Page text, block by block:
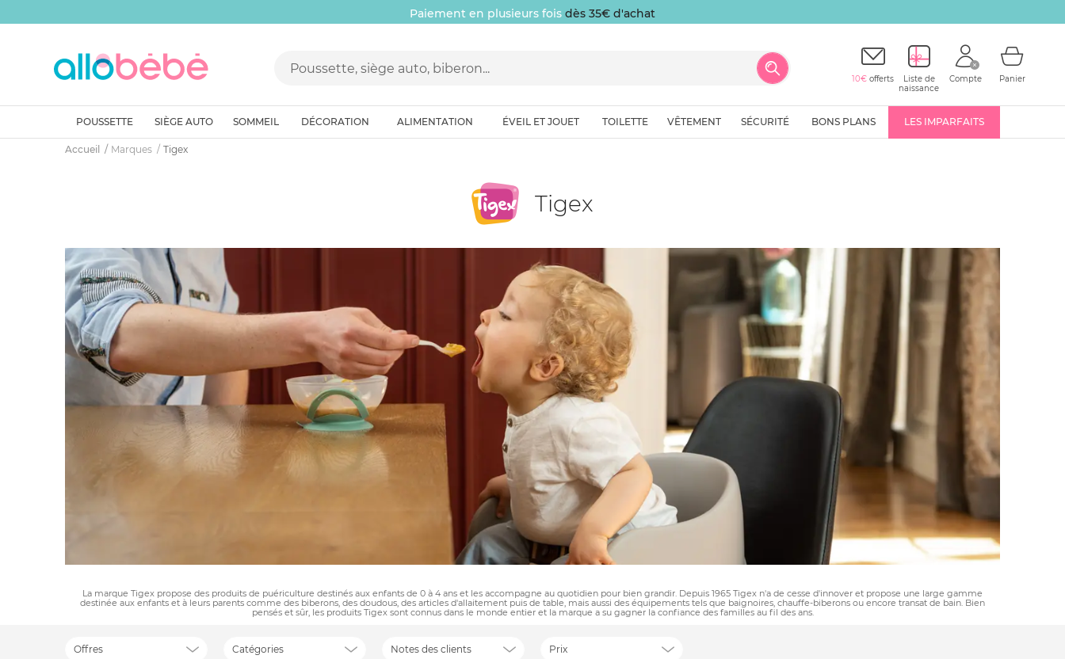
Paiement en plusieurs fois dès 35€ d'achat
10€ offerts
Liste de
naissance
Compte Panier
POUSSETTE SIÈGE AUTO SOMMEIL DÉCORATION ALIMENTATION ÉVEIL ET JOUET TOILETTE VÊTEMENT SÉCURITÉ BONS PLANS LES IMPARFAITS
Accueil Marques Tigex
Tigex
La marque Tigex propose des produits de puériculture destinés aux enfants de 0 à 4 ans et les accompagne au quotidien pour bien grandir. Depuis 1965 Tigex n'a de cesse d'innover et propose une large gamme
destinée aux enfants et à leurs parents comme des biberons, des doudous, des articles d'allaitement puis de table, mais aussi des équipements tels que baignoires, chauffe-biberons ou encore transat de bain. Bien
pensés et sûr, les produits Tigex sont connus dans le monde entier et la marque a su gagner la confiance des familles au fil des ans.
Offres Catégories Notes des clients Prix